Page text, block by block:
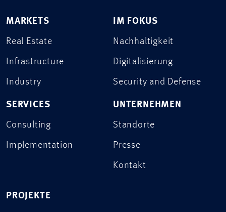
MARKETS
Real Estate
Infrastructure
Industry
SERVICES
Consulting
Implementation
IM FOKUS
Nachhaltigkeit
Digitalisierung
Security and Defense
UNTERNEHMEN
Standorte
Presse
Kontakt
PROJEKTE